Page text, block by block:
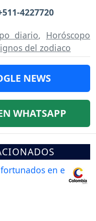
4227720
diario, Horóscopo
del zodiaco
NEWS
WHATSAPP